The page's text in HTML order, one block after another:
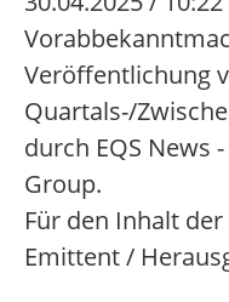
Veröffentlichung
Quartals-/
durch EQS News
Group.
Für den Inhalt
Emittent /